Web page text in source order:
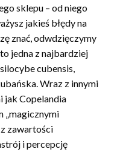
sklepu – od niego
jakieś błędy na
znać, odwdzięczymy
jedna z najbardziej
cubensis,
Wraz z innymi
jak Copelandia
„magicznymi
zawartości
i percepcję